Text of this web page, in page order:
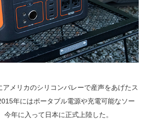
メリカのシリコンバレーで産声をあげたス
年にはポータブル電源や充電可能なソー
今年に入って日本に正式上陸した。